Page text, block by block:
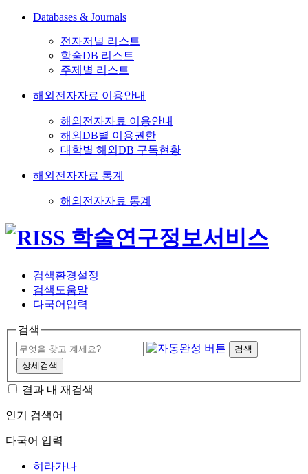
Databases & Journals
전자저널 리스트
학술DB 리스트
주제별 리스트
해외전자자료 이용안내
해외전자자료 이용안내
해외DB별 이용권한
대학별 해외DB 구독현황
해외전자자료 통계
해외전자자료 통계
검색환경설정
검색도움말
다국어입력
검색
검색
상세검색
결과 내 재검색
인기 검색어
다국어 입력
히라가나